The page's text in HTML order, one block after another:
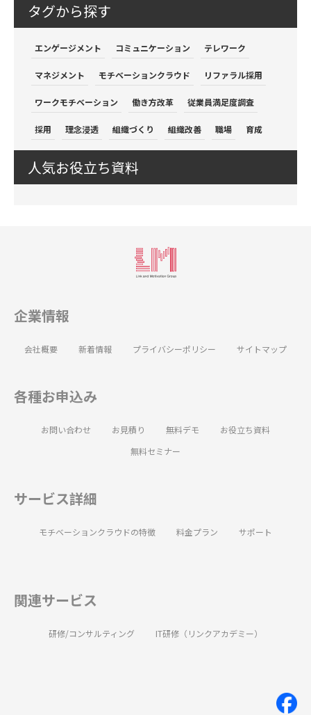
タグから探す
エンゲージメント コミュニケーション テレワーク
マネジメント モチベーションクラウド リファラル採用
ワークモチベーション 働き方改革 従業員満足度調査
採用 理念浸透 組織づくり 組織改善 職場 育成
人気お役立ち資料
企業情報
会社概要 新着情報 プライバシーポリシー サイトマップ
各種お申込み
お問い合わせ お見積り 無料デモ
お役立ち資料
無料セミナー
サービス詳細
モチベーションクラウドの特徴 料金プラン サポート
関連サービス
研修/コンサルティング IT研修（リンクアカデミー）